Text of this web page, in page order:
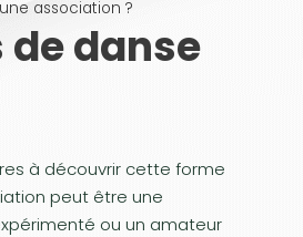
association ?
danse
à découvrir cette forme
peut être une
ou un amateur